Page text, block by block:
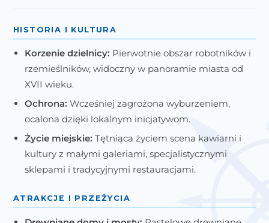
HISTORIA I KULTURA
Korzenie dzielnicy: Pierwotnie obszar robotników i
rzemieślników, widoczny w panoramie miasta od
XVII wieku.
Ochrona: Wcześniej zagrożona wyburzeniem,
ocalona dzięki lokalnym inicjatywom.
Życie miejskie: Tętniąca życiem scena kawiarni i
kultury z małymi galeriami, specjalistycznymi
sklepami i tradycyjnymi restauracjami.
ATRAKCJE I PRZEŻYCIA